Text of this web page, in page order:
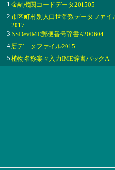
1 金融機関コードデータ201505
2 市区町村別人口世帯数データファイ
2017
3 NSDevIME郵便番号辞書A200604
4暦データファイル2015
5 植物名称楽々入力IME辞書パックA